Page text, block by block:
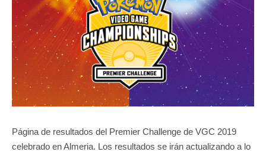
Página de resultados del Premier Challenge de VGC 2019
celebrado en Almeria. Los resultados se irán actualizando a lo